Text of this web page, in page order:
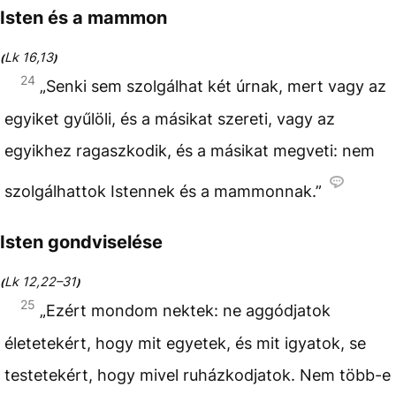
Isten és a mammon
(Lk 16,13)
24 „Senki sem szolgálhat két úrnak, mert vagy az
egyiket gyűlöli, és a másikat szereti, vagy az
egyikhez ragaszkodik, és a másikat megveti: nem
szolgálhattok Istennek és a mammonnak.”
Isten gondviselése
(Lk 12,22–31)
25 „Ezért mondom nektek: ne aggódjatok
életetekért, hogy mit egyetek, és mit igyatok, se
testetekért, hogy mivel ruházkodjatok. Nem több-e